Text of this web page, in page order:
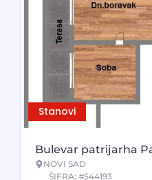
Stanovi
Bulevar patrijarha
NOVI SAD
ŠIFRA: #544193